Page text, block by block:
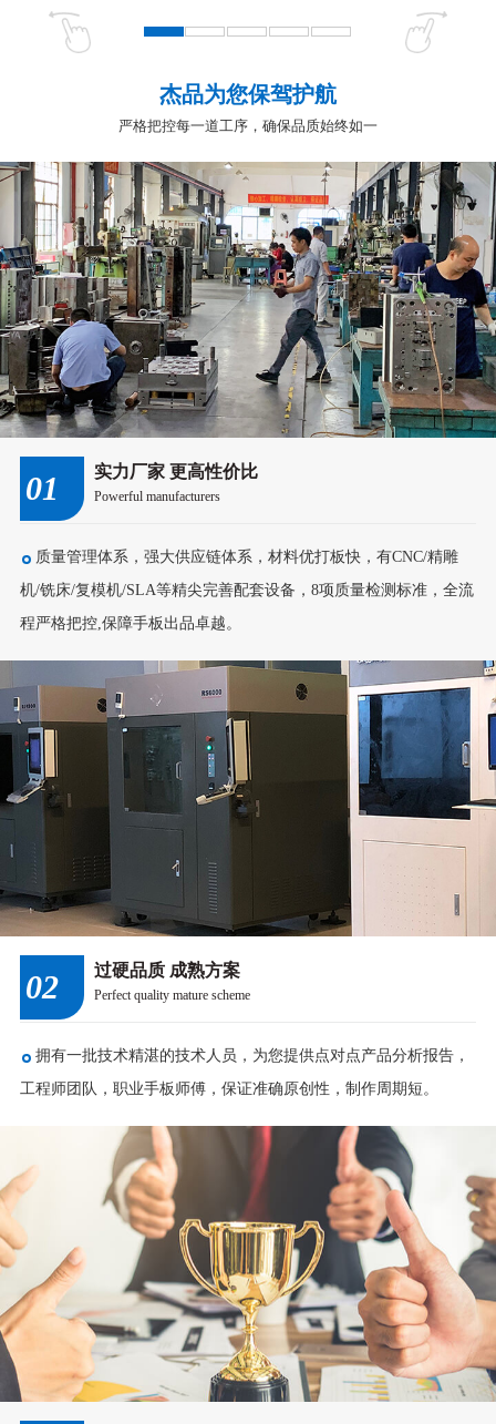
杰品为您保驾护航
严格把控每一道工序，确保品质始终如一
01 实力厂家 更高性价比
Powerful manufacturers
质量管理体系，强大供应链体系，材料优打板快，有CNC/精雕
机/铣床/复模机/SLA等精尖完善配套设备，8项质量检测标准，全流
程严格把控,保障手板出品卓越。
02 过硬品质 成熟方案
Perfect quality mature scheme
拥有一批技术精湛的技术人员，为您提供点对点产品分析报告，
工程师团队，职业手板师傅，保证准确原创性，制作周期短。